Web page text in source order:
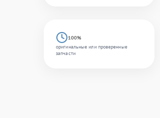
100%
оригинальные или проверенные
запчасти